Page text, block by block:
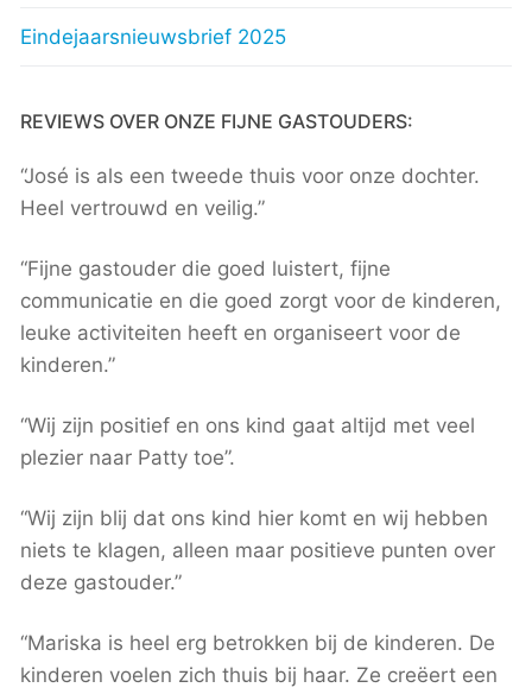
Eindejaarsnieuwsbrief 2025
REVIEWS OVER ONZE FIJNE GASTOUDERS:
“José is als een tweede thuis voor onze dochter.
Heel vertrouwd en veilig.”
“Fijne gastouder die goed luistert, fijne
communicatie en die goed zorgt voor de kinderen,
leuke activiteiten heeft en organiseert voor de
kinderen.”
“Wij zijn positief en ons kind gaat altijd met veel
plezier naar Patty toe”.
“Wij zijn blij dat ons kind hier komt en wij hebben
niets te klagen, alleen maar positieve punten over
deze gastouder.”
“Mariska is heel erg betrokken bij de kinderen. De
kinderen voelen zich thuis bij haar. Ze creëert een